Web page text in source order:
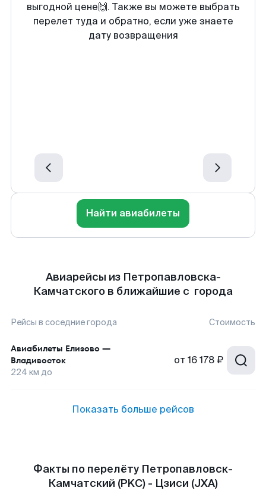
выгодной цене🙌. Также вы можете выбрать
перелет туда и обратно, если уже знаете
дату возвращения
Найти авиабилеты
Авиарейсы из Петропавловска-
Камчатского в ближайшие с города
Рейсы в соседние города Стоимость
Авиабилеты Елизово —
Владивосток
224 км до
от 16 178 ₽
Показать больше рейсов
Факты по перелёту Петропавловск-
Камчатский (PKC) - Цзиси (JXA)